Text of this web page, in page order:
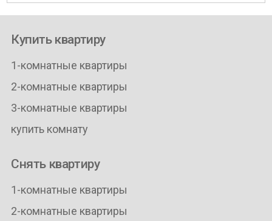
Купить квартиру
1-комнатные квартиры
2-комнатные квартиры
3-комнатные квартиры
купить комнату
Снять квартиру
1-комнатные квартиры
2-комнатные квартиры